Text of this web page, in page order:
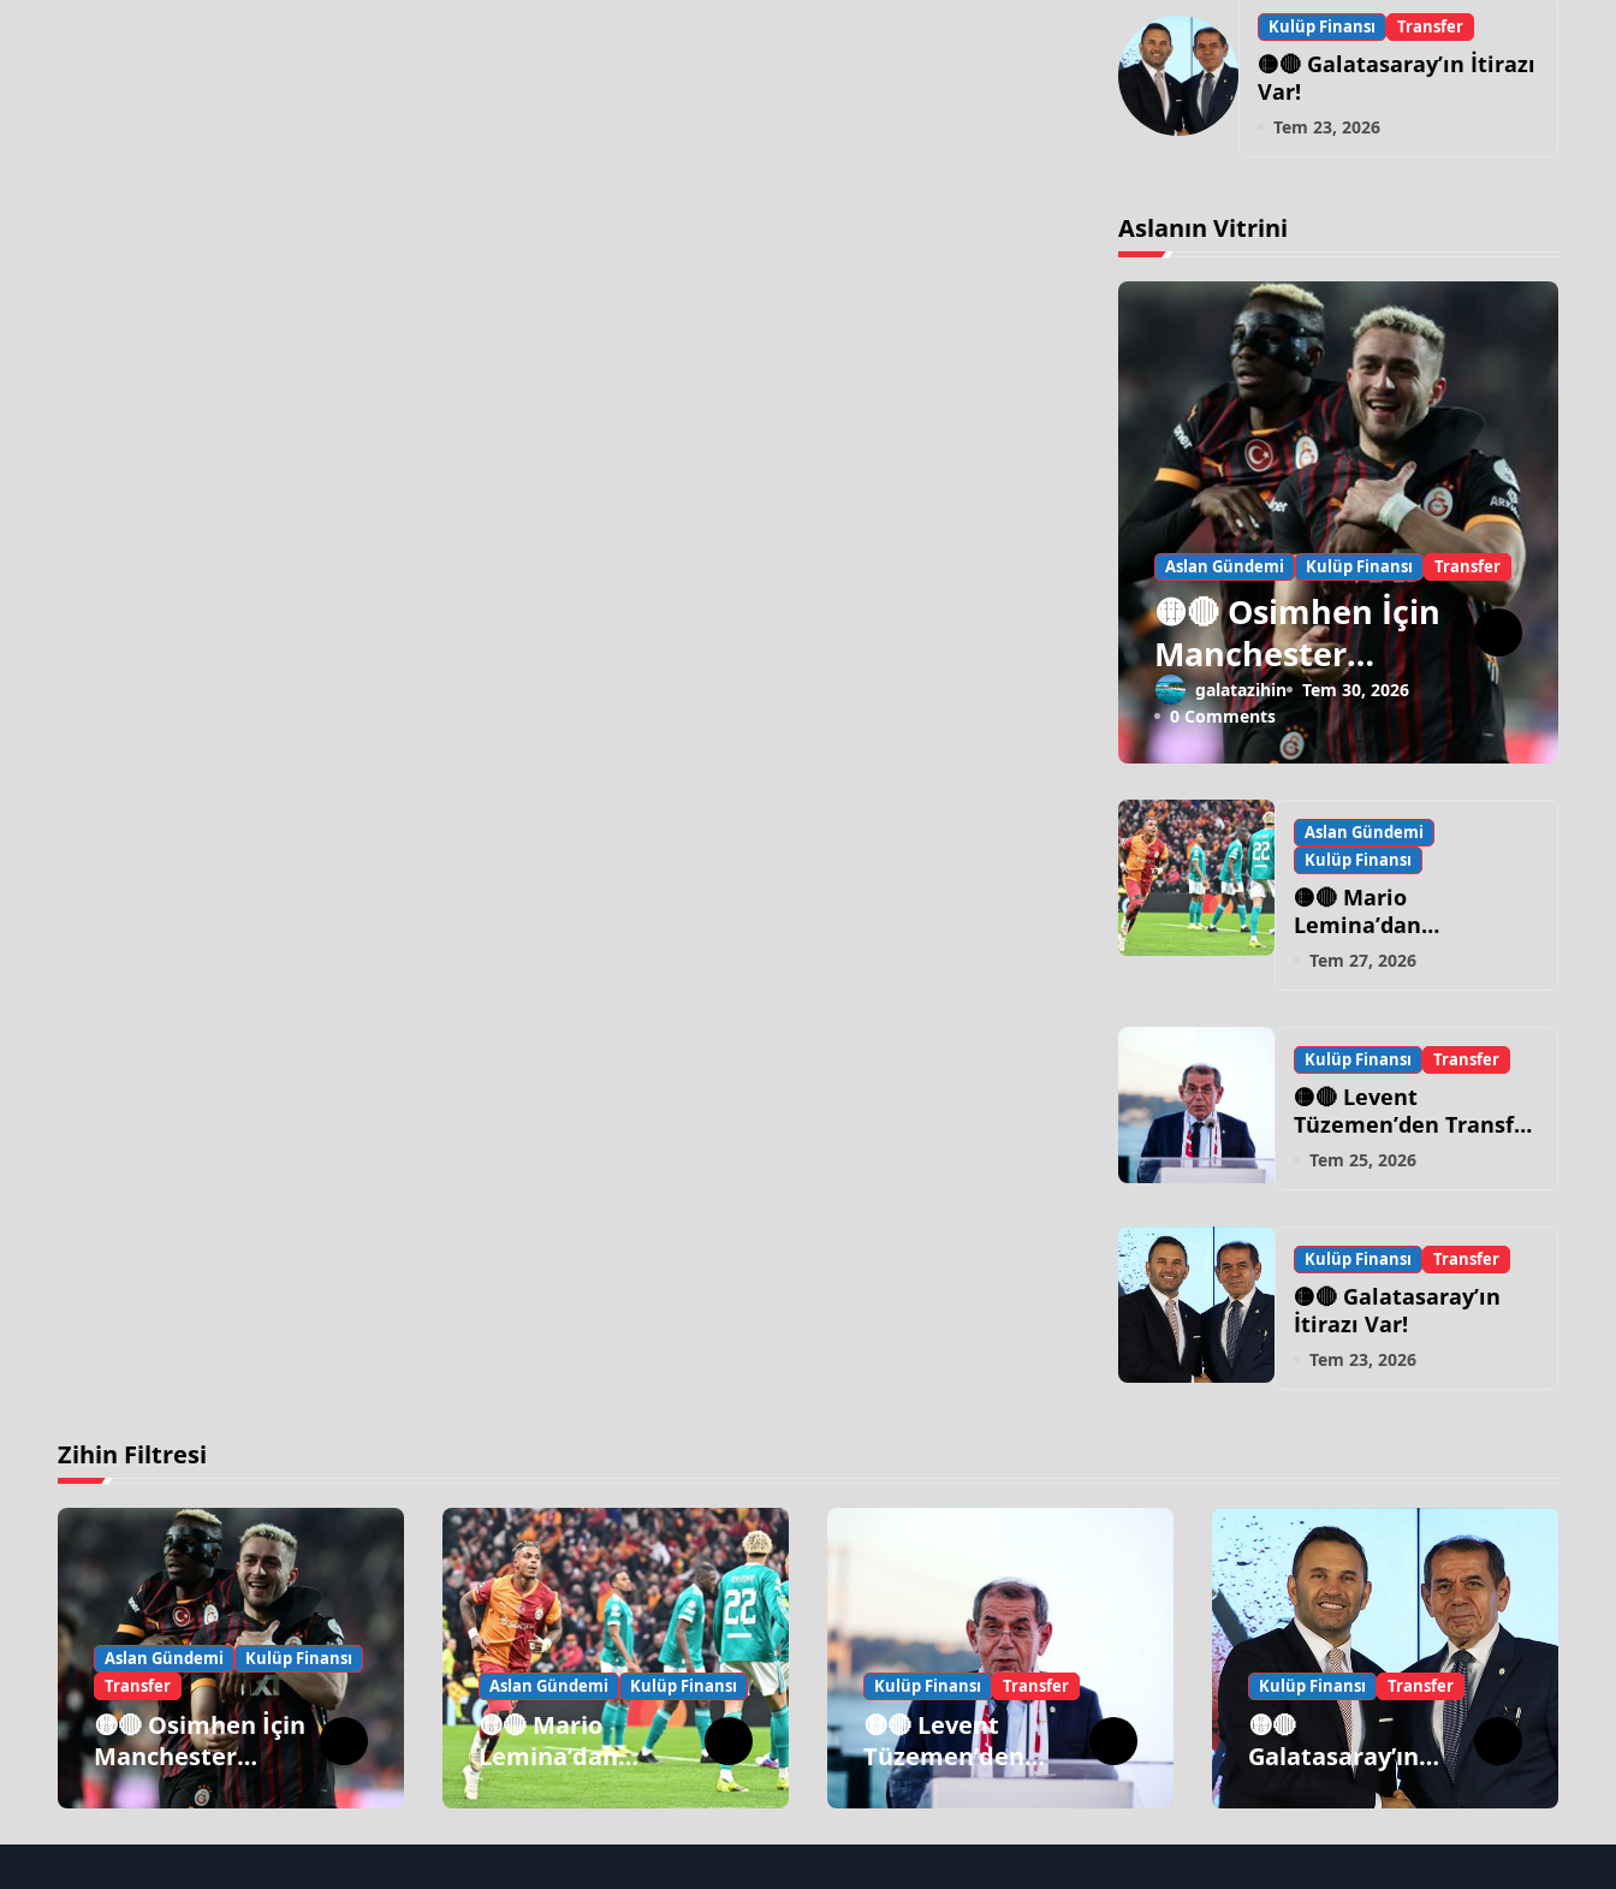
Kulüp Finansı Transfer
🟡🔴 Galatasaray’ın İtirazı
Var!
Tem 23, 2026
Aslanın Vitrini
Aslan Gündemi Kulüp Finansı Transfer
🟡🔴 Osimhen İçin
Manchester
United Israrı!
galatazihin
Tem 30, 2026
0 Comments
Aslan Gündemi
Kulüp Finansı
🟡🔴 Mario
Lemina’dan
Galatasaray İtirafı!
Tem 27, 2026
Kulüp Finansı Transfer
🟡🔴 Levent
Tüzemen’den Transfer
Sözleri:
Tem 25, 2026
Kulüp Finansı Transfer
🟡🔴 Galatasaray’ın
İtirazı Var!
Tem 23, 2026
Zihin Filtresi
Aslan Gündemi
Kulüp Finansı
Transfer
🟡🔴 Osimhen İçin
Manchester
United Israrı!
Aslan Gündemi Kulüp Finansı
🟡🔴 Mario
Lemina’dan
Galatasaray
İtirafı!
Kulüp Finansı Transfer
🟡🔴 Levent
Tüzemen’den
Transfer Sözleri:
“Galatasaray’ın
Zirve Yapacağı
Kulüp Finansı Transfer
🟡🔴
Galatasaray’ın
İtirazı Var!